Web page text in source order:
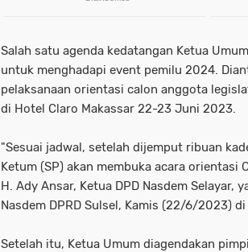
Salah satu agenda kedatangan Ketua
untuk menghadapi event pemilu 2024.
pelaksanaan orientasi calon anggota
di Hotel Claro Makassar 22-23 Juni 2023.
"Sesuai jadwal, setelah dijemput ribuan
Ketum (SP) akan membuka acara orientasi
H. Ady Ansar, Ketua DPD Nasdem Selayar,
Nasdem DPRD Sulsel, Kamis (22/6/2023)
Setelah itu, Ketua Umum diagendakan